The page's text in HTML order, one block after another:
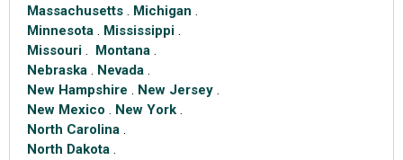
Massachusetts. Michigan .
Minnesota. Mississippi.
Missouri. Montana.
Nebraska. Nevada.
New Hampshire . New Jersey.
New Mexico . New York.
North Carolina.
North Dakota.